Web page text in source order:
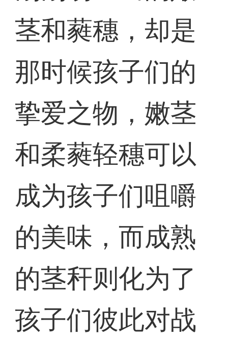
茎和蕤穗，却是
那时候孩子们的
挚爱之物，嫩茎
和柔蕤轻穗可以
成为孩子们咀嚼
的美味，而成熟
的茎秆则化为了
孩子们彼此对战